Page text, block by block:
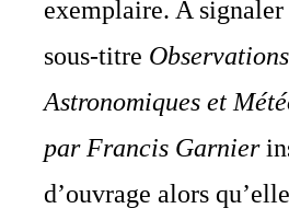
exemplaire. A signaler
sous-titre Observations
Astronomiques et
par Francis Garnier
d’ouvrage alors